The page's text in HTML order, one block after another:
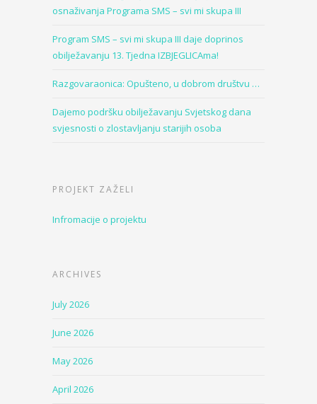
osnaživanja Programa SMS – svi mi skupa III
Program SMS – svi mi skupa III daje doprinos
obilježavanju 13. Tjedna IZBJEGLICAma!
Razgovaraonica: Opušteno, u dobrom društvu …
Dajemo podršku obilježavanju Svjetskog dana
svjesnosti o zlostavljanju starijih osoba
PROJEKT ZAŽELI
Infromacije o projektu
ARCHIVES
July 2026
June 2026
May 2026
April 2026